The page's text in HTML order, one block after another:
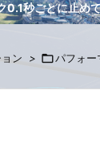
0.1秒ごとに止め
ン > パフォー